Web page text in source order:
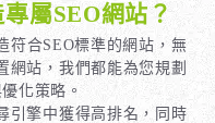
屬SEO網站？
符合SEO標準的網站，無
網站，我們都能為您規劃
化策略。
引擎中獲得高排名，同時